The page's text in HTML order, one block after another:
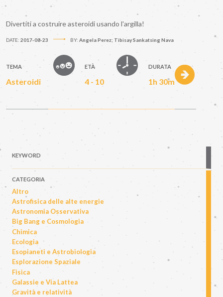
Divertiti a costruire asteroidi usando l'argilla!
DATE: 2017-08-23 BY: Angela Perez; Tibisay Sankatsing Nava
TEMA
Asteroidi
ETÀ
4 - 10
DURATA
1h 30m
KEYWORD
CATEGORIA
Altro
Astrofisica delle alte energie
Astronomia Osservativa
Big Bang e Cosmologia
Chimica
Ecologia
Esopianeti e Astrobiologia
Esplorazione Spaziale
Fisica
Galassie e Via Lattea
Gravità e relatività